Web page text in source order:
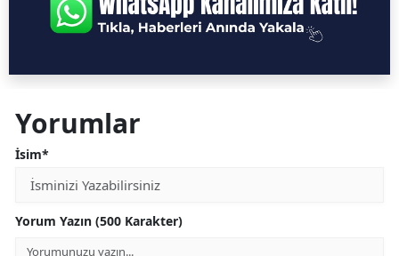
Yorumlar
İsim*
Yorum Yazın (500 Karakter)